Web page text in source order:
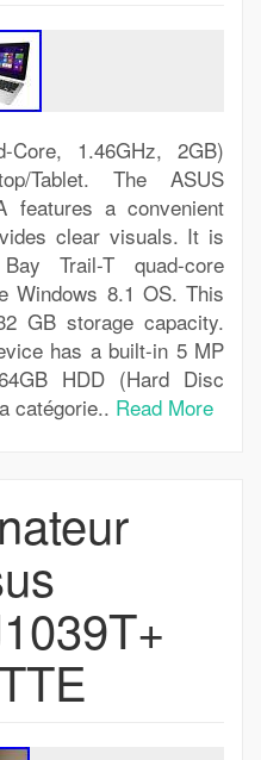
Core, 1.46GHz, 2GB)
Tablet. The ASUS
features a convenient
clear visuals. It is
Trail-T quad-core
Windows 8.1 OS. This
GB storage capacity.
has a built-in 5 MP
HDD (Hard Disc
catégorie.. Read More